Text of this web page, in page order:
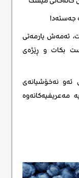
جەستەدا
ئەمەش یارمەتی
بکات و ڕێژەی
ئەو نەخۆشیانەی
مەعریفیەکانەوە